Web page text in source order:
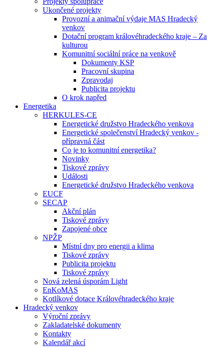
Ukončené projekty
Provozní a animační výdaje MAS Hradecký
venkov
Dotační program královéhradeckého kraje – Za
kulturou
Komunitní sociální práce na venkově
Dokumenty KSP
Pracovní skupina
Zpravodaj
Publicita projektu
O krok napřed
Energetika
HERKULES-CE
Energetické družstvo Hradeckého venkova
Energetické společenství Hradecký venkov -
přípravná část
Co je to komunitní energetika?
Novinky
Tiskové zprávy
Události
Energetické družstvo Hradeckého venkova
EUCF
SECAP
Akční plán
Tiskové zprávy
Zapojené obce
NPŽP
Místní dny pro energii a klima
Tiskové zprávy
Publicita projektu
Tiskové zprávy
Nová zelená úsporám Light
EnKoMAS
Kotlíkové dotace Královéhradeckého kraje
Hradecký venkov
Výroční zprávy
Zakladatelské dokumenty
Kontakty
Kalendář akcí